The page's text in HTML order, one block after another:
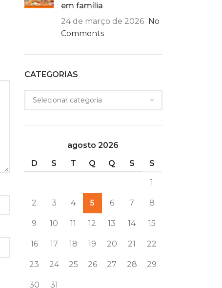
em família
24 de março de 2026 No
Comments
CATEGORIAS
agosto 2026
D
S T Q Q S S
1
2 3 4 5 6 7 8
9 10 11 12 13 14 15
16 17 18 19 20 21 22
23 24 25 26 27 28 29
30
31